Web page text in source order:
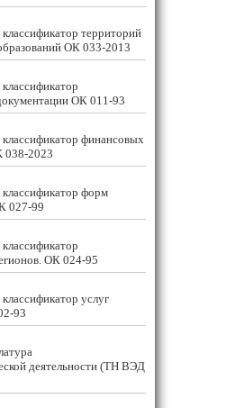
территорий
ОК 033-2013
ОК 011-93
финансовых
038-2023
форм
027-99
ОК 024-95
услуг
93
деятельности (ТН ВЭД